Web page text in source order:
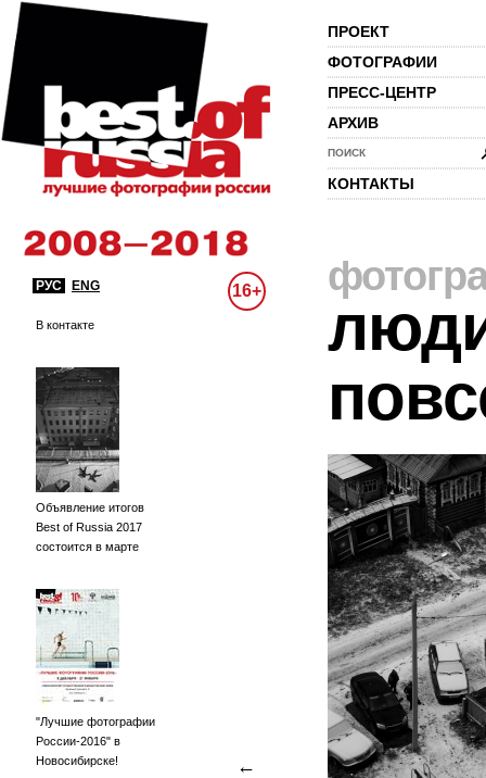
ПРОЕКТ
ФОТОГРАФИИ
ПРЕСС-ЦЕНТР
АРХИВ
ПОИСК
КОНТАКТЫ
РУС ENG 16+
В контакте
Объявление итогов
Best of Russia 2017
состоится в марте
"Лучшие фотографии
России-2016" в
Новосибирске!
←